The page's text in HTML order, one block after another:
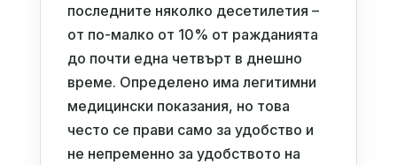
последните няколко десетилетия –
от по-малко от 10% от ражданията
до почти една четвърт в днешно
време. Определено има легитимни
медицински показания, но това
често се прави само за удобство и
не непременно за удобството на